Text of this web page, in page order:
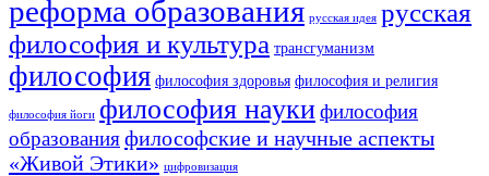
реформа образования русская идея русская
философия и культура трансгуманизм
философия философия здоровья философия и религия
философия йоги философия наукифилософия
образованияфилософские и научные аспекты
«Живой Этики» цифровизация